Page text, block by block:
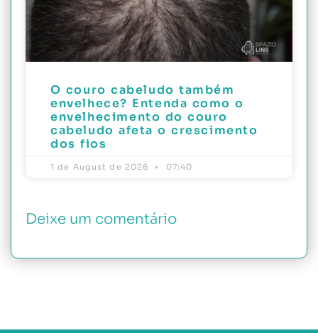
O couro cabeludo também
envelhece? Entenda como o
envelhecimento do couro
cabeludo afeta o crescimento
dos fios
1 de August de 2026 07:40
Deixe um comentário